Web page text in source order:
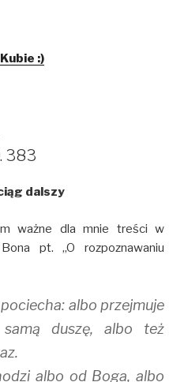
:)
383
dalszy
ważne dla mnie treści w
pt. ,,O rozpoznawaniu
albo przejmuje
duszę, albo też
albo od Boga, albo